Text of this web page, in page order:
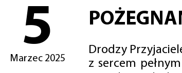
5
Marzec 2025
Drodzy
z sercem